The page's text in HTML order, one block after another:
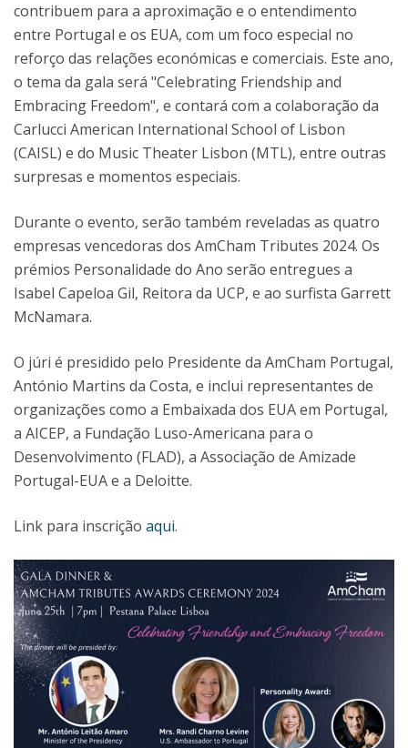
contribuem para a aproximação e o entendimento
entre Portugal e os EUA, com um foco especial no
reforço das relações económicas e comerciais. Este ano,
o tema da gala será "Celebrating Friendship and
Embracing Freedom", e contará com a colaboração da
Carlucci American International School of Lisbon
(CAISL) e do Music Theater Lisbon (MTL), entre outras
surpresas e momentos especiais.
Durante o evento, serão também reveladas as quatro
empresas vencedoras dos AmCham Tributes 2024. Os
prémios Personalidade do Ano serão entregues a
Isabel Capeloa Gil, Reitora da UCP, e ao surfista Garrett
McNamara.
O júri é presidido pelo Presidente da AmCham Portugal,
António Martins da Costa, e inclui representantes de
organizações como a Embaixada dos EUA em Portugal,
a AICEP, a Fundação Luso-Americana para o
Desenvolvimento (FLAD), a Associação de Amizade
Portugal-EUA e a Deloitte.
Link para inscrição aqui.